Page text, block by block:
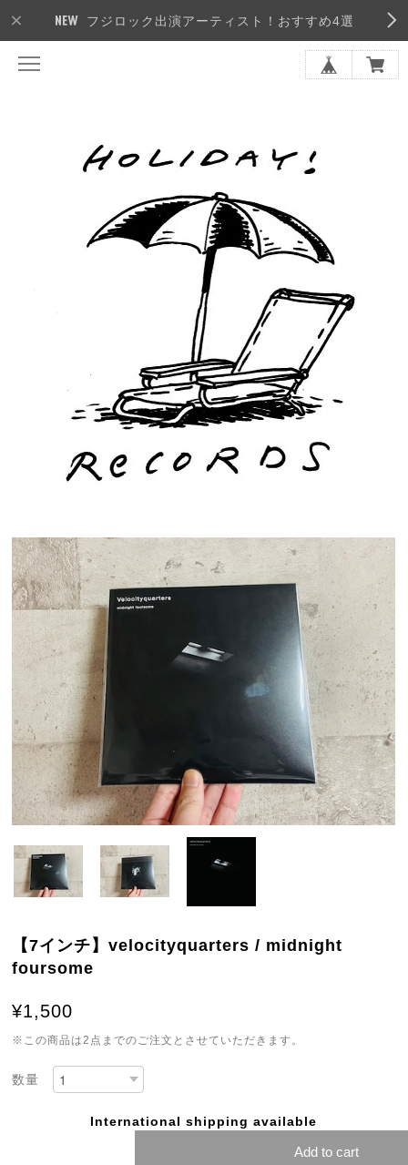
フジロック出演アーティスト！おすすめ4選
【7インチ】velocityquarters / midnight
foursome
¥1,500
※この商品は2点までのご注文とさせていただきます。
数量
International shipping available
Add to cart